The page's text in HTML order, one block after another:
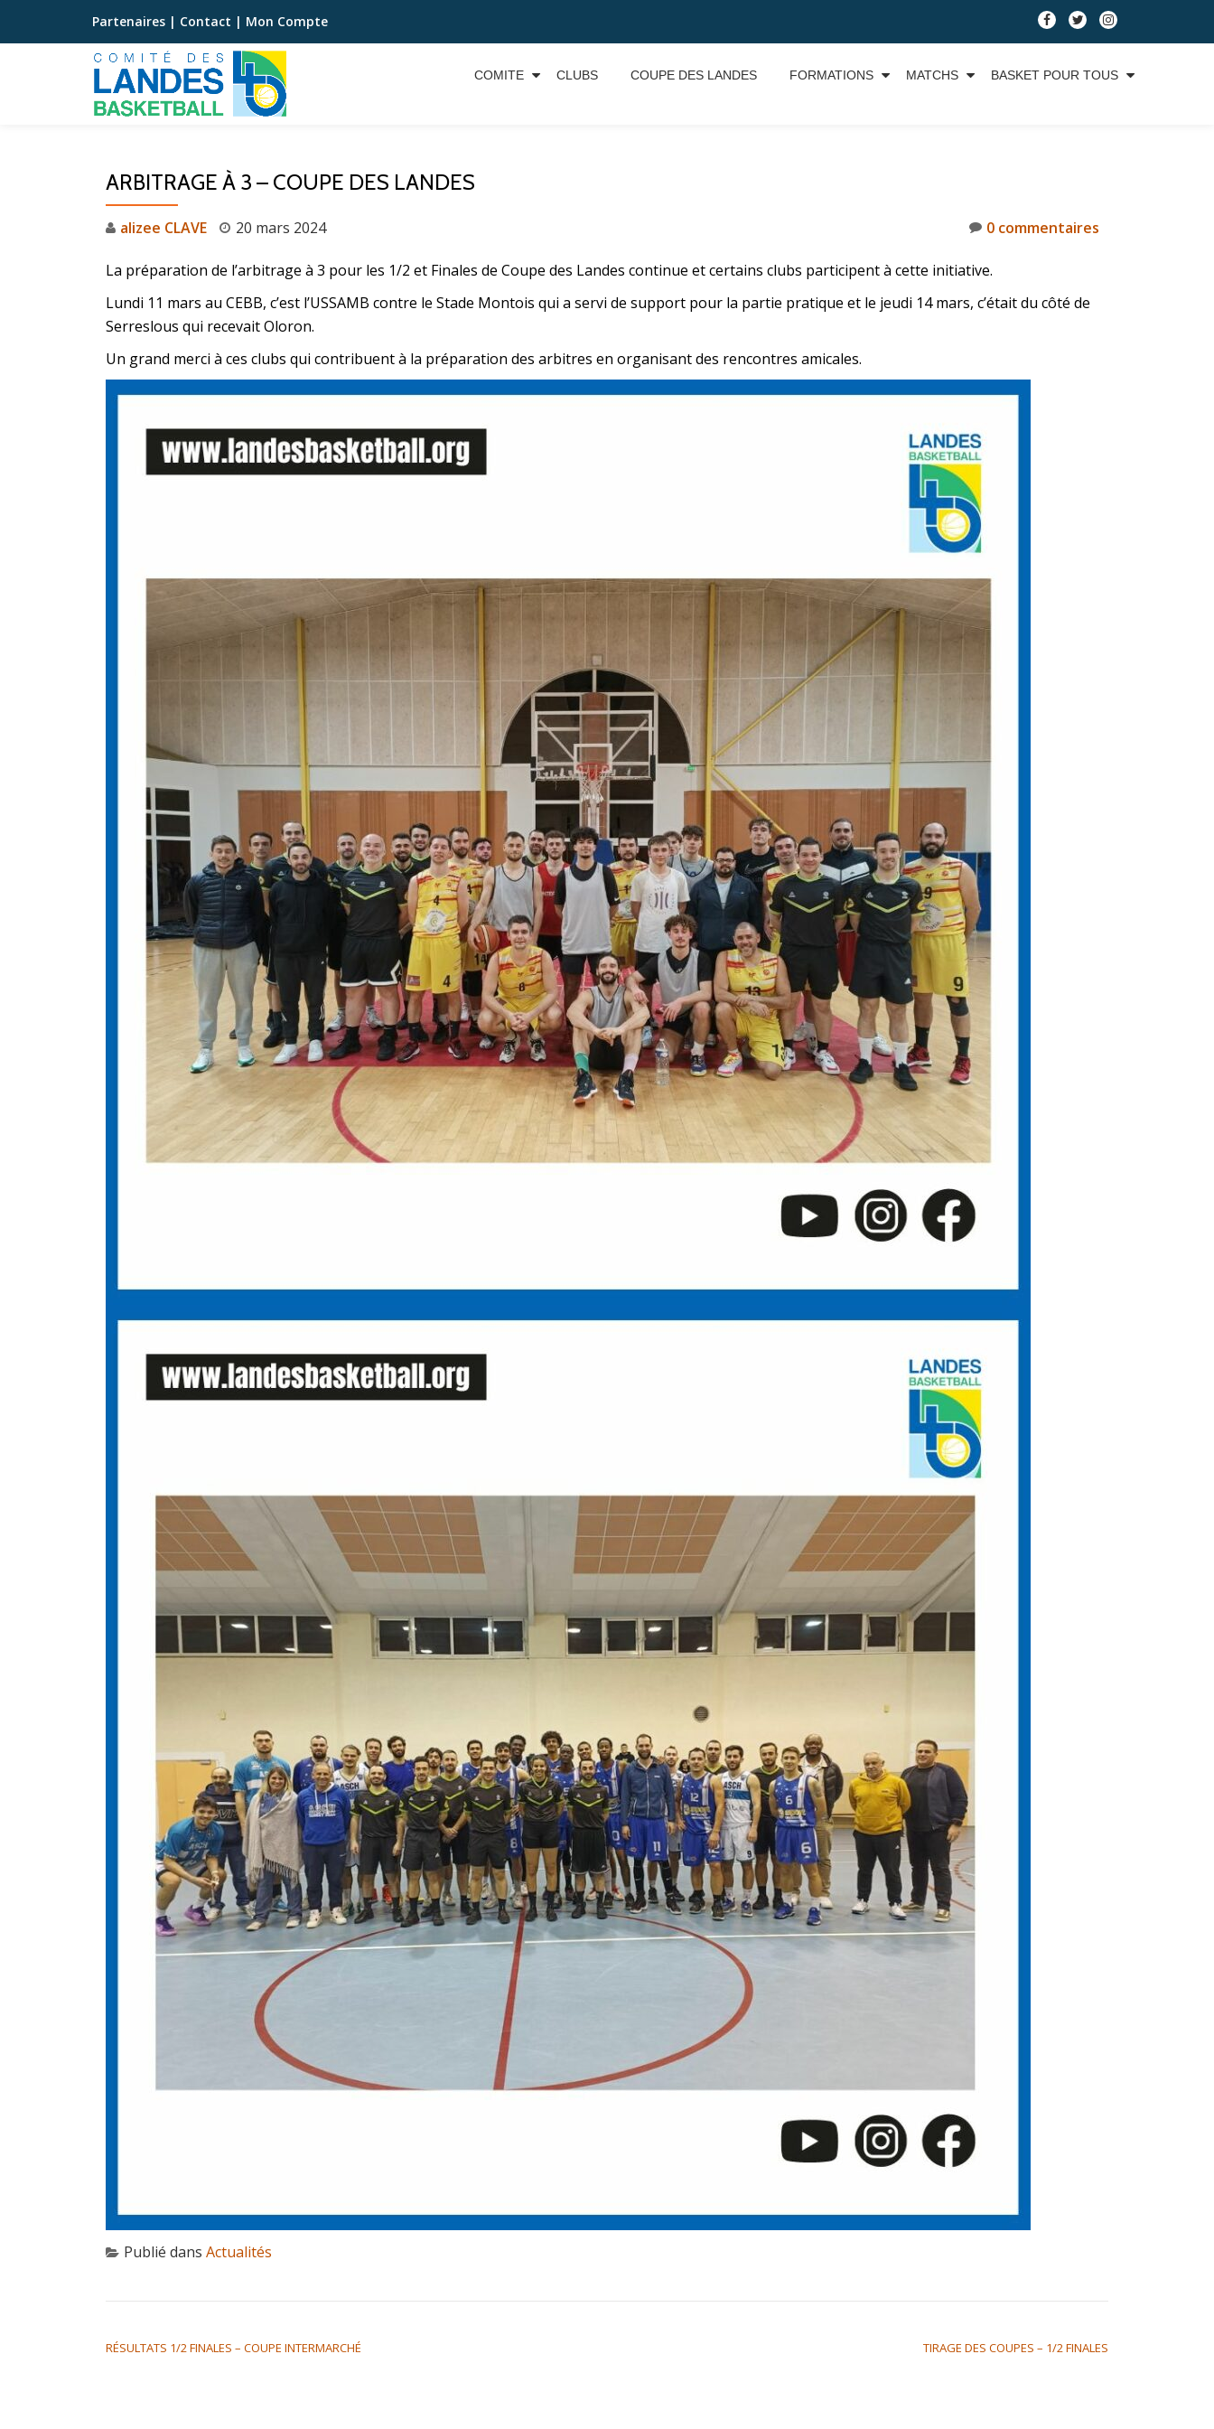
Aller
Partenaires | Contact | Mon Compte
COMITE CLUBS COUPE DES LANDES FORMATIONS MATCHS BASKET POUR TOUS
ARBITRAGE À 3 – COUPE DES LANDES
alizee CLAVE 20 mars 2024 0 commentaires
La préparation de l’arbitrage à 3 pour les 1/2 et Finales de Coupe des Landes continue et certains clubs participent à cette initiative.
Lundi 11 mars au CEBB, c’est l’USSAMB contre le Stade Montois qui a servi de support pour la partie pratique et le jeudi 14 mars, c’était du côté de
Serreslous qui recevait Oloron.
Un grand merci à ces clubs qui contribuent à la préparation des arbitres en organisant des rencontres amicales.
Publié dans Actualités
RÉSULTATS 1/2 FINALES – COUPE INTERMARCHÉ TIRAGE DES COUPES – 1/2 FINALES